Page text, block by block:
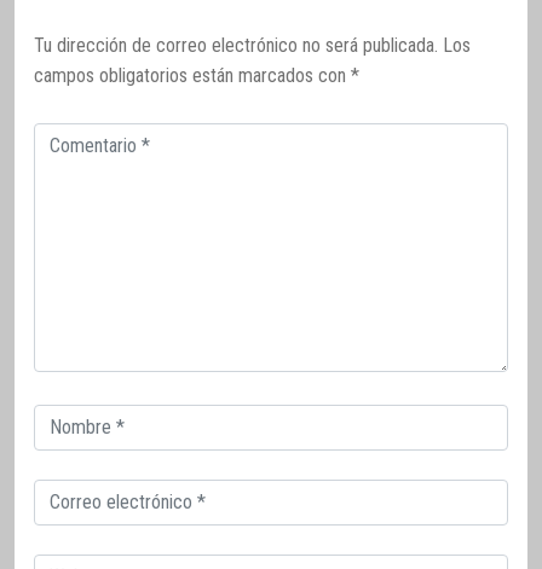
Tu dirección de correo electrónico no será publicada. Los
campos obligatorios están marcados con *
Comentario
Correo
electrónico
Correo
electrónico